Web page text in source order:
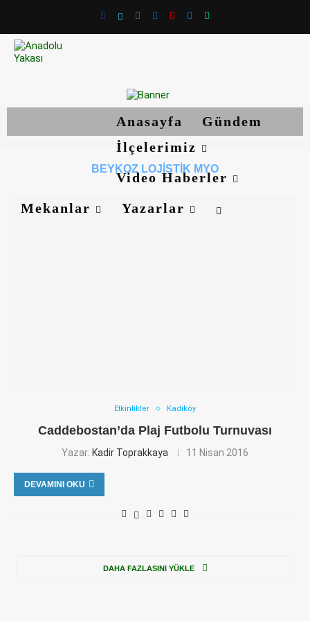
Anasayfa
Gündem
İlçelerimiz
Video Haberler
Mekanlar
Yazarlar
BEYKOZ LOJISTIK MYO
Etkinlikler Kadıköy
Caddebostan’da Plaj Futbolu Turnuvası
Yazar: Kadir Toprakkaya 11 Nisan 2016
DEVAMINI OKU
DAHA FAZLASINI YÜKLE